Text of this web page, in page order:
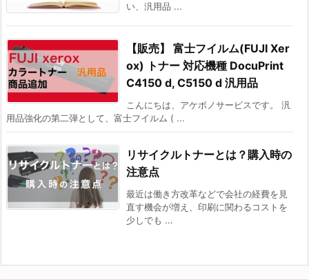
い、汎用品 ...
【販売】 富士フイルム(FUJI Xer
ox) トナー 対応機種 DocuPrint
C4150 d, C5150 d 汎用品
こんにちは、アケボノサービスです。 汎
用品強化の第二弾として、富士フイルム ( ...
リサイクルトナーとは？購入時の
注意点
最近は働き方改革などで会社の経費を見
直す機会が増え、印刷に関わるコストを
少しでも ...